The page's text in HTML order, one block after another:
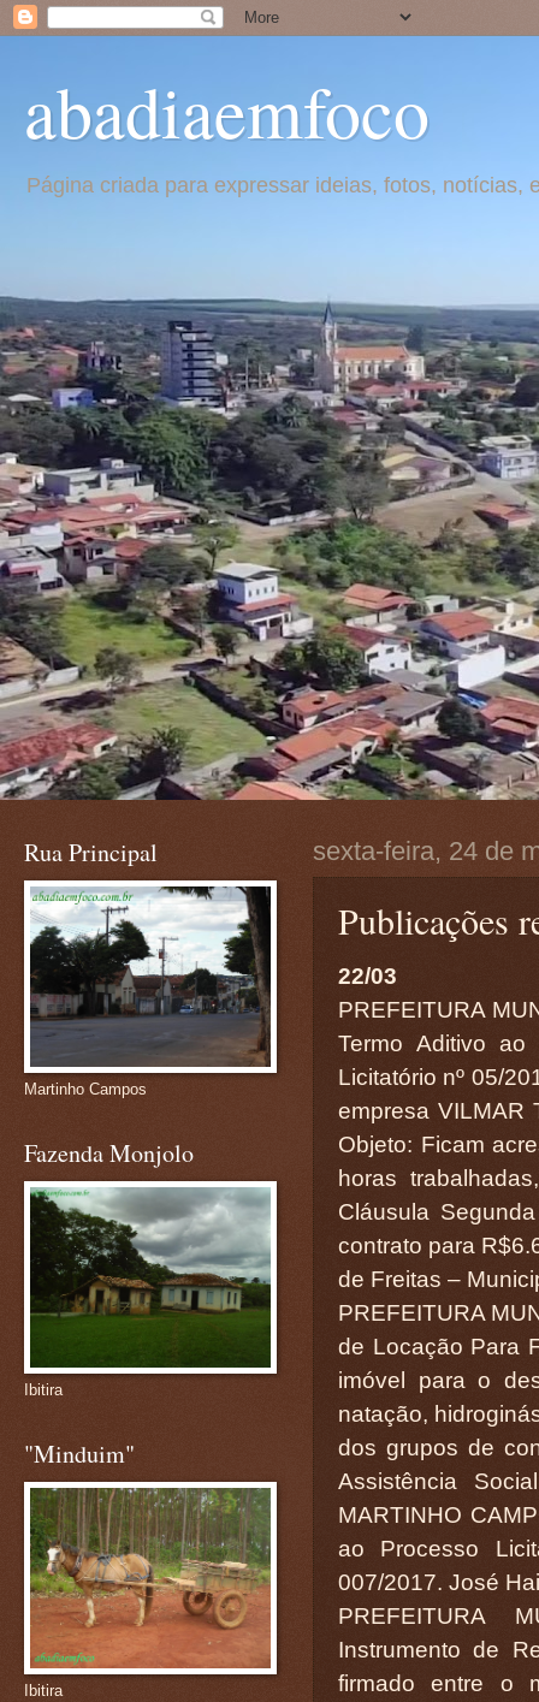
abadiaemfoco
Página criada para expressar ideias, fotos,
sexta-feira, 24 de
Publicações
22/03
PREFEITURA
Termo Aditivo ao
Licitatório nº 05/
empresa VILMAR
Objeto: Ficam
horas
Cláusula
contrato para
de Freitas –
PREFEITURA
de Locação Para
imóvel para o
natação,
dos grupos de
Assistência
MARTINHO
ao Processo
007/2017. José
PREFEITURA
Instrumento de
firmado entre o
Rua Principal
Martinho Campos
Fazenda Monjolo
Ibitira
"Minduim"
Ibitira